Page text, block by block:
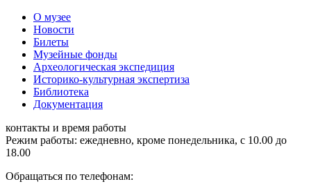
О музее
Новости
Билеты
Музейные фонды
Археологическая экспедиция
Историко-культурная экспертиза
Библиотека
Документация
контакты и время работы
Режим работы: ежедневно, кроме понедельника, с 10.00 до
18.00
Обращаться по телефонам: